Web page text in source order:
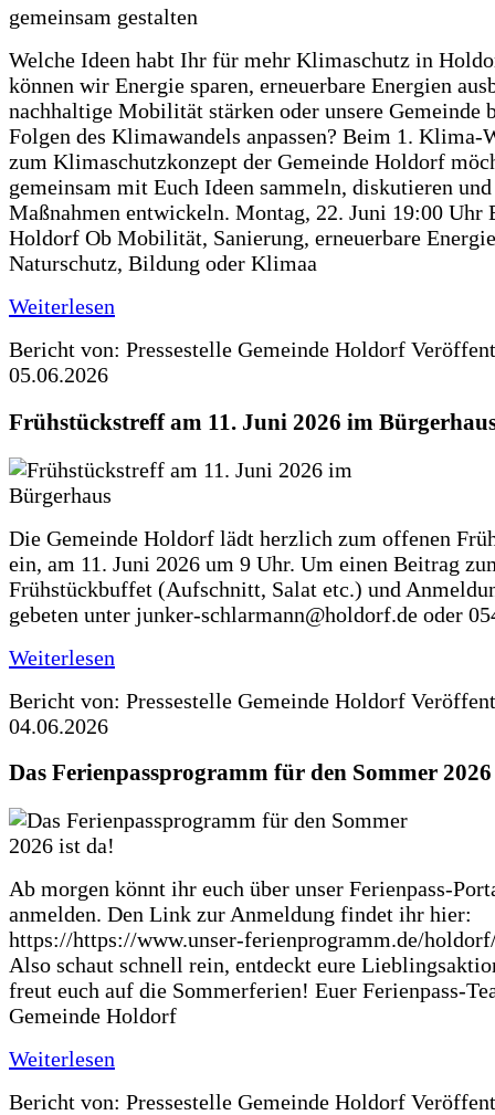
Welche Ideen habt Ihr für mehr Klimaschutz in
können wir Energie sparen, erneuerbare Energien
nachhaltige Mobilität stärken oder unsere Gemeinde
Folgen des Klimawandels anpassen? Beim 1. Klima-
zum Klimaschutzkonzept der Gemeinde Holdorf
gemeinsam mit Euch Ideen sammeln, diskutieren
Maßnahmen entwickeln. Montag, 22. Juni 19:00 Uhr
Holdorf Ob Mobilität, Sanierung, erneuerbare
Naturschutz, Bildung oder Klimaa
Weiterlesen
Bericht von: Pressestelle Gemeinde Holdorf
05.06.2026
Frühstückstreff am 11. Juni 2026 im
Die Gemeinde Holdorf lädt herzlich zum offenen
ein, am 11. Juni 2026 um 9 Uhr. Um einen Beitrag
Frühstückbuffet (Aufschnitt, Salat etc.) und
gebeten unter junker-schlarmann@holdorf.de oder
Weiterlesen
Bericht von: Pressestelle Gemeinde Holdorf
04.06.2026
Das Ferienpassprogramm für den Sommer
Ab morgen könnt ihr euch über unser Ferienpass-
anmelden. Den Link zur Anmeldung findet ihr hier:
https://https://www.unser-ferienprogramm.de/
Also schaut schnell rein, entdeckt eure
freut euch auf die Sommerferien! Euer Ferienpass-
Gemeinde Holdorf
Weiterlesen
Bericht von: Pressestelle Gemeinde Holdorf